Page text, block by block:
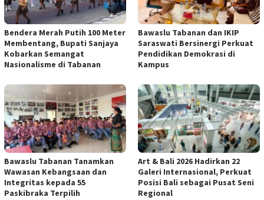
Bendera Merah Putih 100 Meter
Membentang, Bupati Sanjaya
Kobarkan Semangat
Nasionalisme di Tabanan
Bawaslu Tabanan dan IKIP
Saraswati Bersinergi Perkuat
Pendidikan Demokrasi di
Kampus
Bawaslu Tabanan Tanamkan
Wawasan Kebangsaan dan
Integritas kepada 55
Paskibraka Terpilih
Art & Bali 2026 Hadirkan 22
Galeri Internasional, Perkuat
Posisi Bali sebagai Pusat Seni
Regional